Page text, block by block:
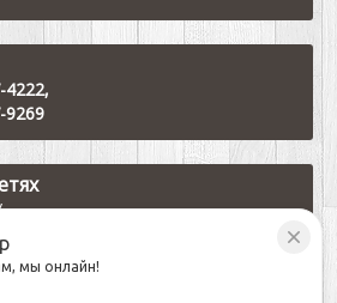
4222,
9269
мы онлайн!